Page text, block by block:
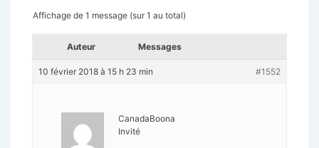
Affichage de 1 message (sur 1 au total)
Auteur Messages
10 février 2018 à 15 h 23 min #1552
CanadaBoona
Invité